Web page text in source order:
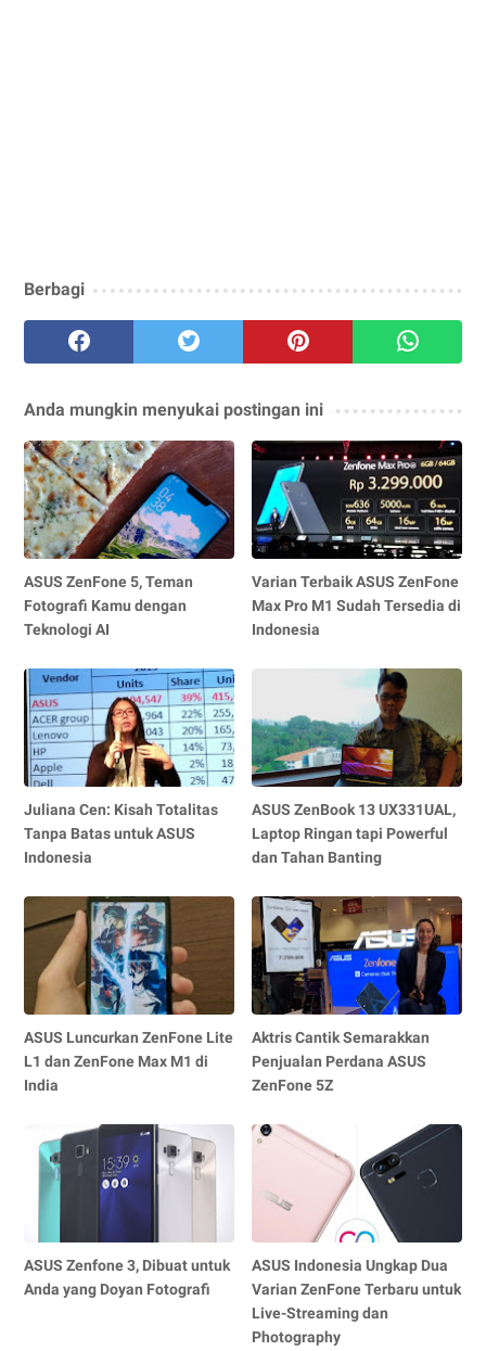
Berbagi
Anda mungkin menyukai postingan ini
ASUS ZenFone 5, Teman
Fotografi Kamu dengan
Teknologi AI
Varian Terbaik ASUS ZenFone
Max Pro M1 Sudah Tersedia di
Indonesia
Juliana Cen: Kisah Totalitas
Tanpa Batas untuk ASUS
Indonesia
ASUS ZenBook 13 UX331UAL,
Laptop Ringan tapi Powerful
dan Tahan Banting
ASUS Luncurkan ZenFone Lite
L1 dan ZenFone Max M1 di
India
Aktris Cantik Semarakkan
Penjualan Perdana ASUS
ZenFone 5Z
ASUS Zenfone 3, Dibuat untuk
Anda yang Doyan Fotografi
ASUS Indonesia Ungkap Dua
Varian ZenFone Terbaru untuk
Live-Streaming dan
Photography